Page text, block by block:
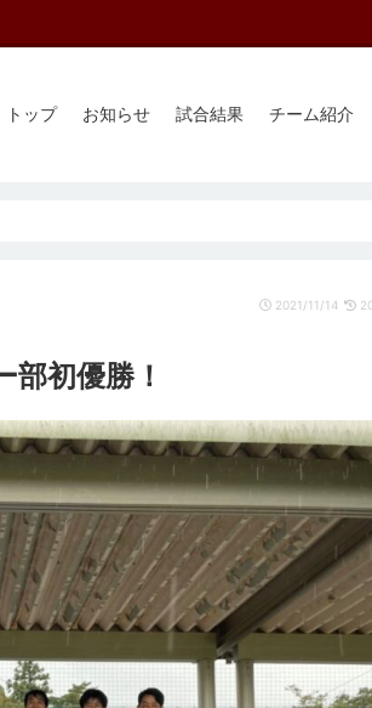
トップ お知らせ 試合結果 チーム紹介
2021/11/14
初優勝！